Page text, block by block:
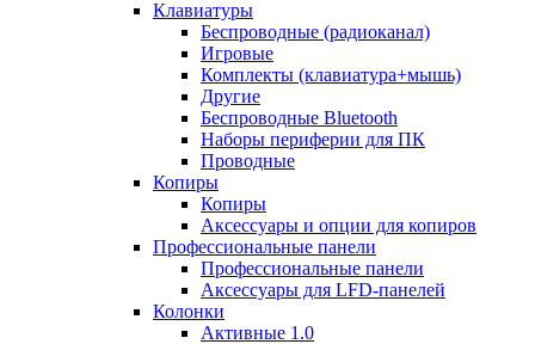
Клавиатуры
Беспроводные (радиоканал)
Игровые
Комплекты (клавиатура+мышь)
Другие
Беспроводные Bluetooth
Наборы периферии для ПК
Проводные
Копиры
Копиры
Аксессуары и опции для копиров
Профессиональные панели
Профессиональные панели
Аксессуары для LFD-панелей
Колонки
Активные 1.0